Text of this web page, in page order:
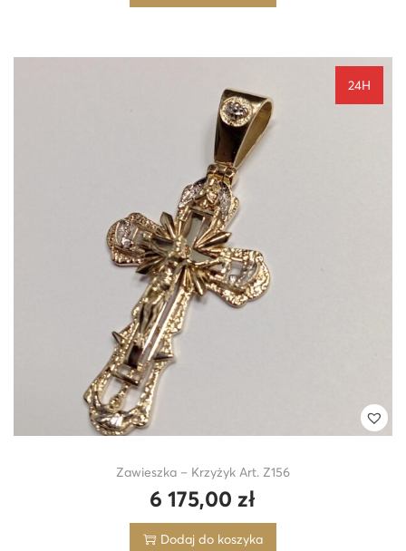
Zawieszka – Krzyżyk Art. Z156
6 175,00zł
24H
Dodaj do koszyka